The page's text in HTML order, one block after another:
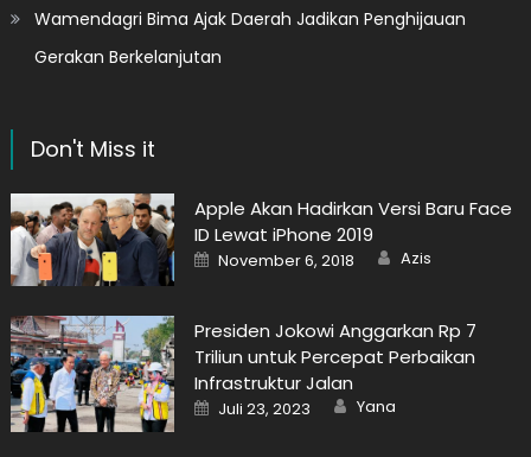
Wamendagri Bima Ajak Daerah Jadikan Penghijauan
Gerakan Berkelanjutan
Don't Miss it
Apple Akan Hadirkan Versi Baru Face
ID Lewat iPhone 2019
Posted
on
November 6, 2018 Author
Azis
Presiden Jokowi Anggarkan Rp 7
Triliun untuk Percepat Perbaikan
Infrastruktur Jalan
Posted
on
Juli 23, 2023 Author
Yana